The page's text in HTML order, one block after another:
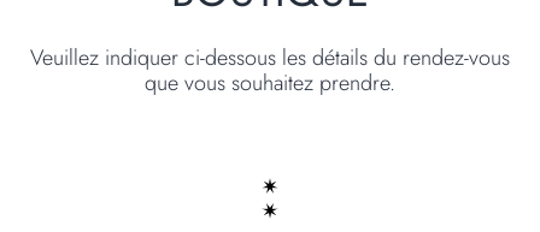
Veuillez indiquer ci-dessous les détails du rendez-vous
que vous souhaitez prendre.